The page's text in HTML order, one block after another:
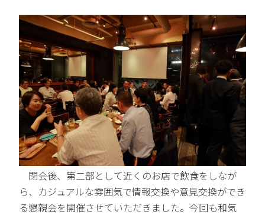
閉会後、第二部として近くのお店で飲食をしなが
ら、カジュアルな雰囲気で情報交換や意見交換ができ
る懇親会を開催させていただきました。今回も和気